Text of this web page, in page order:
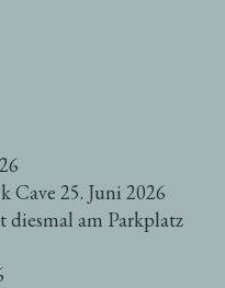
Cave 25. Juni 2026
diesmal am Parkplatz